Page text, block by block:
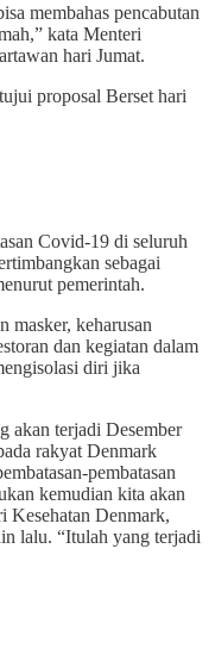
membahas pencabutan
kata Menteri
hari Jumat.
proposal Berset hari
Covid-19 di seluruh
sebagai
pemerintah.
masker, keharusan
dan kegiatan dalam
diri jika
akan terjadi Desember
rakyat Denmark
pembatasan
kemudian kita akan
Kesehatan Denmark,
lalu. “Itulah yang terjadi